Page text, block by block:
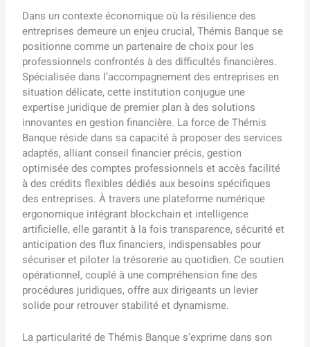
Dans un contexte économique où la résilience des
entreprises demeure un enjeu crucial, Thémis Banque se
positionne comme un partenaire de choix pour les
professionnels confrontés à des difficultés financières.
Spécialisée dans l’accompagnement des entreprises en
situation délicate, cette institution conjugue une
expertise juridique de premier plan à des solutions
innovantes en gestion financière. La force de Thémis
Banque réside dans sa capacité à proposer des services
adaptés, alliant conseil financier précis, gestion
optimisée des comptes professionnels et accès facilité
à des crédits flexibles dédiés aux besoins spécifiques
des entreprises. À travers une plateforme numérique
ergonomique intégrant blockchain et intelligence
artificielle, elle garantit à la fois transparence, sécurité et
anticipation des flux financiers, indispensables pour
sécuriser et piloter la trésorerie au quotidien. Ce soutien
opérationnel, couplé à une compréhension fine des
procédures juridiques, offre aux dirigeants un levier
solide pour retrouver stabilité et dynamisme.
La particularité de Thémis Banque s’exprime dans son